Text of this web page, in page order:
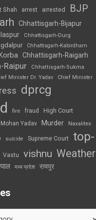
Shah arrest arrested BJP
Chhattisgarh-Bijapur
Chhattisgarh-Durg
Chhattisgarh-Kabirdham
Chhattisgarh-Raigarh
Raipur
Chhattisgarh-Sukma
Minister Dr. Yadav Chief Minister
dprcg
fire fraud High Court
Mohan Yadav Murder Naxalites
suicide Supreme Court top-
Vastu vishnu Weather
मध्य प्रदेश रायपुर